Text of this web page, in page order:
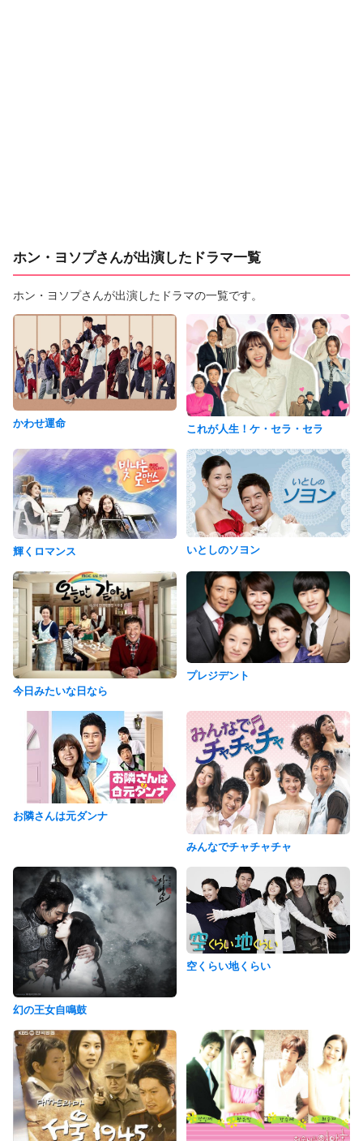
ホン・ヨソプさんが出演したドラマ一覧
ホン・ヨソプさんが出演したドラマの一覧です。
かわせ運命 これが人生！ケ・セラ・セラ
輝くロマンス いとしのソヨン
今日みたいな日なら
プレジデント
お隣さんは元ダンナ
みんなでチャチャチャ
幻の王女自鳴鼓
空くらい地くらい